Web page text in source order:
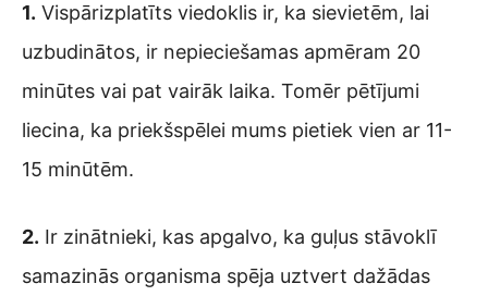
1. Vispārizplatīts viedoklis ir, ka sievietēm, lai
uzbudinātos, ir nepieciešamas apmēram 20
minūtes vai pat vairāk laika. Tomēr pētījumi
liecina, ka priekšspēlei mums pietiek vien ar 11-
15 minūtēm.
2. Ir zinātnieki, kas apgalvo, ka guļus stāvoklī
samazinās organisma spēja uztvert dažādas